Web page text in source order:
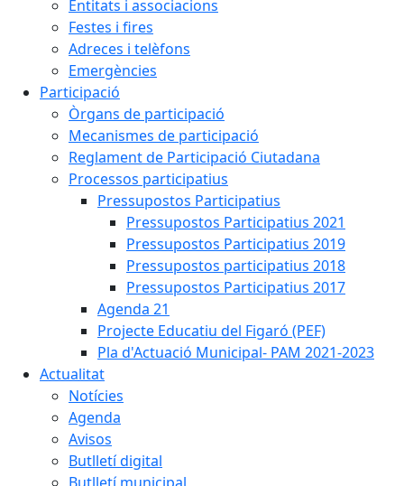
Entitats i associacions
Festes i fires
Adreces i telèfons
Emergències
Participació
Òrgans de participació
Mecanismes de participació
Reglament de Participació Ciutadana
Processos participatius
Pressupostos Participatius
Pressupostos Participatius 2021
Pressupostos Participatius 2019
Pressupostos participatius 2018
Pressupostos Participatius 2017
Agenda 21
Projecte Educatiu del Figaró (PEF)
Pla d'Actuació Municipal- PAM 2021-2023
Actualitat
Notícies
Agenda
Avisos
Butlletí digital